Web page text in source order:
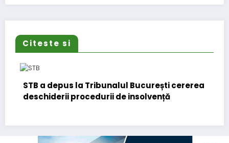
Citeste si
STB a depus la Tribunalul București cererea
deschiderii procedurii de insolvență